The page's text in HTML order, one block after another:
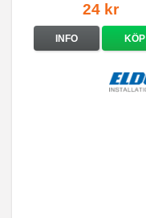
24 kr
INFO KÖP